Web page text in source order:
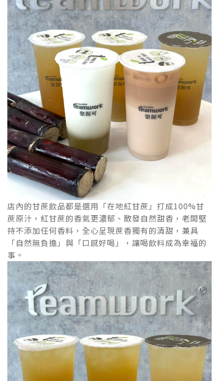
店內的甘蔗飲品都是選用「在地紅甘蔗」打成100%甘
蔗原汁，紅甘蔗的香氣更濃郁、散發自然甜香，老闆堅
持不添加任何香料，全心呈現蔗香獨有的清甜，兼具
「自然無負擔」與「口感好喝」，讓喝飲料成為幸福的
事。